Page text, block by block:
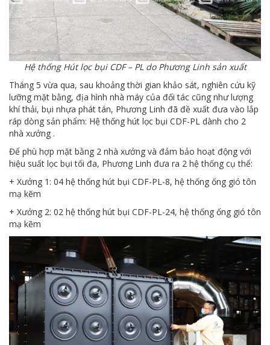
Hệ thống Hút lọc bụi CDF – PL do Phương Linh sản xuất
Tháng 5 vừa qua, sau khoảng thời gian khảo sát, nghiên cứu kỹ
lưỡng mặt bằng, địa hình nhà máy của đối tác cũng như lượng
khí thải, bụi nhựa phát tán, Phương Linh đã đề xuất đưa vào lắp
ráp dòng sản phẩm: Hệ thống hút lọc bụi CDF-PL dành cho 2
nhà xưởng .
Để phù hợp mặt bằng 2 nhà xưởng và đảm bảo hoạt động với
hiệu suất lọc bụi tối đa, Phương Linh đưa ra 2 hệ thống cụ thể:
+ Xưởng 1: 04 hệ thống hút bụi CDF-PL-8, hệ thống ống gió tôn
mạ kẽm
+ Xưởng 2: 02 hệ thống hút bụi CDF-PL-24, hệ thống ống gió tôn
mạ kẽm